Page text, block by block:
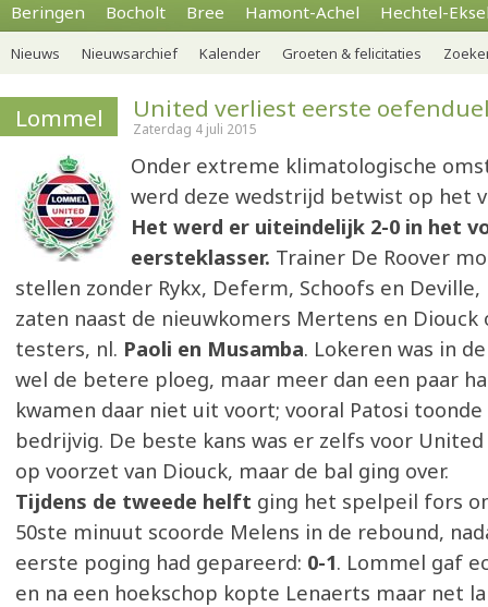
Beringen Bocholt Bree Hamont-Achel Hechtel-
Nieuws Nieuwsarchief Kalender Groeten & felicitaties
Lommel United verliest eerste
Zaterdag 4 juli 2015
Onder extreme klimatologische
werd deze wedstrijd betwist op het
Het werd er uiteindelijk 2-0 in het
eersteklasser. Trainer De Roover
stellen zonder Rykx, Deferm, Schoofs en
zaten naast de nieuwkomers Mertens en Diouck
testers, nl. Paoli en Musamba. Lokeren was in
wel de betere ploeg, maar meer dan een paar
kwamen daar niet uit voort; vooral Patosi
bedrijvig. De beste kans was er zelfs voor United
op voorzet van Diouck, maar de bal ging over.
Tijdens de tweede helft ging het spelpeil fors
50ste minuut scoorde Melens in de rebound,
eerste poging had gepareerd: 0-1. Lommel gaf
en na een hoekschop kopte Lenaerts maar net